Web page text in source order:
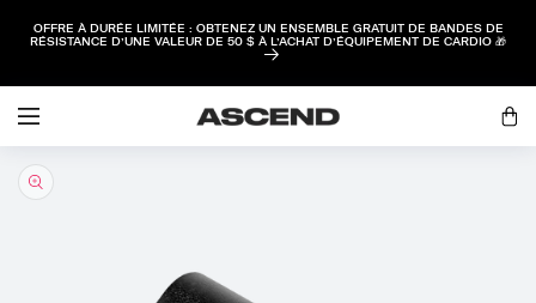
CONTENU
OFFRE À DURÉE LIMITÉE : OBTENEZ UN ENSEMBLE GRATUIT DE BANDES DE
RÉSISTANCE D’UNE VALEUR DE 50 $ À L’ACHAT D’ÉQUIPEMENT DE CARDIO 🎁
session
INFORMATIONS
PRODUITS